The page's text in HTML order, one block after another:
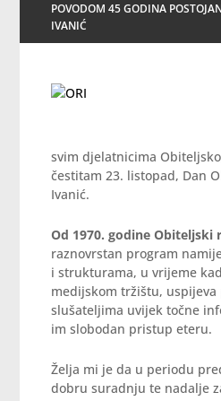
POVODOM 45 GODINA
IVANIĆ
svim djelatnicima
čestitam 23. listopad, Dan
Ivanić.
Od 1970. godine Obiteljski
raznovrstan program
i strukturama, u vrijeme
medijskom tržištu,
slušateljima uvijek točne
im slobodan pristup eteru.
Želja mi je da u periodu
dobru suradnju te nadalje